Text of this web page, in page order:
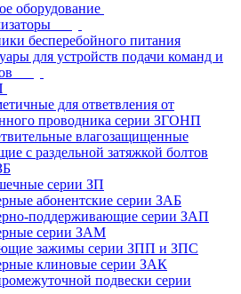
оборудование
бесперебойного питания
для устройств подачи команд и
для ответвления от
проводника серии ЗГОНП
влагозащищенные
с раздельной затяжкой болтов
серии ЗП
абонентские серии ЗАБ
поддерживающие серии ЗАП
серии ЗАМ
зажимы серии ЗПП и ЗПС
клиновые серии ЗАК
подвески серии